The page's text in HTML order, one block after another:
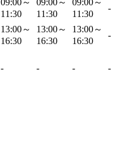
09:00～
11:30
09:00～
11:30
09:00～
11:30
-
13:00～
16:30
13:00～
16:30
13:00～
16:30
-
- - - -